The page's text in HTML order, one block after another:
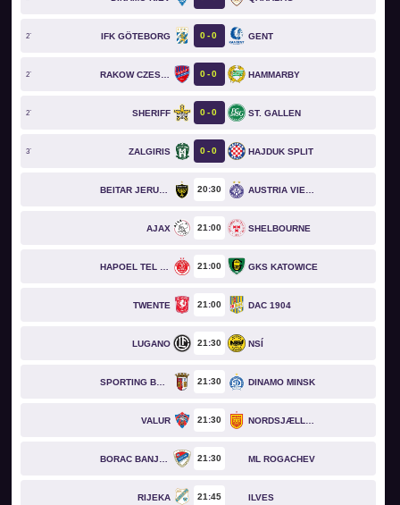
2` IFK GÖTEBORG 0 0 GENT
2` RAKOW CZESTOCHOWA 0 0 HAMMARBY
2` SHERIFF 0 0 ST. GALLEN
3` ZALGIRIS 0 0 HAJDUK SPLIT
BEITAR JERUSALEM 20 30
AJAX 21 00 SHELBOURNE
21 00 GKS KATOWICE
TWENTE 21 00 DAC 1904
LUGANO 21 30 NSÍ
SPORTING BRAGA 21 30 DINAMO MINSK
VALUR 21 30
21 30 ML ROGACHEV
RIJEKA 21 45 ILVES